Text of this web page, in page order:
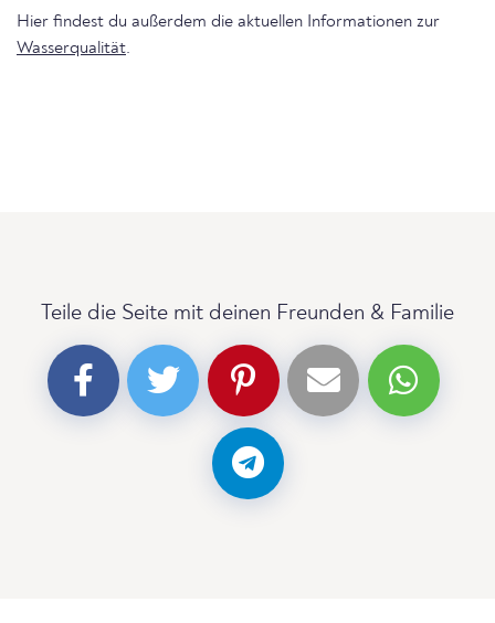
Hier findest du außerdem die aktuellen Informationen zur
Wasserqualität.
Teile die Seite mit deinen Freunden & Familie